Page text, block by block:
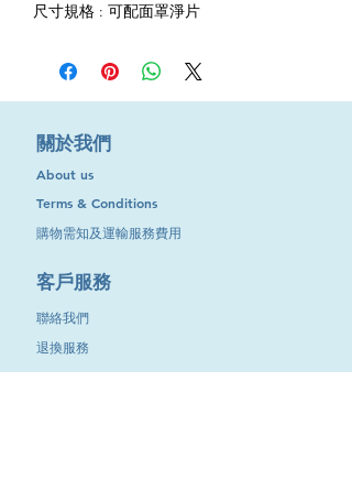
尺寸規格 : 可配面罩淨片
​關於我們
About us
Terms & Conditions
購物需知及運輸服務費用
​客戶服務
聯絡我們
退換服務